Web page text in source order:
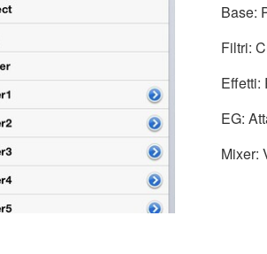
Base:
Filtri:
Effetti:
EG:
Mixer: